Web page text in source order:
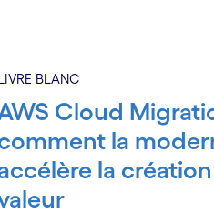
BLANC
Cloud
la
la